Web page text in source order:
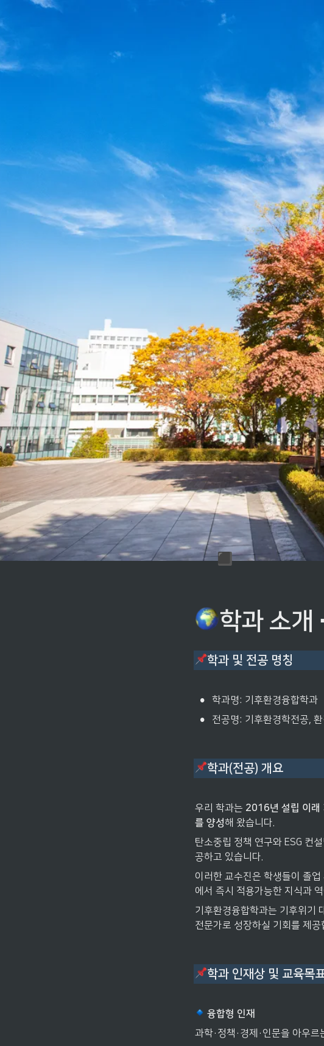
▪️
학과 소
학과 및 전공 명칭
• 학과명: 기후환경융합학과
• 전공명: 기후환경학전공,
학과(전공) 개요
우리 학과는 2016년 설립 이래
를 양성해 왔습니다.
탄소중립 정책 연구와 ESG 컨
공하고 있습니다.
이러한 교수진은 학생들이 졸
에서 즉시 적용가능한 지식과
기후환경융합학과는 기후위기
전문가로 성장하실 기회를 제공
학과 인재상 및 교육목
융합형 인재
과학·정책·경제·인문을 아우